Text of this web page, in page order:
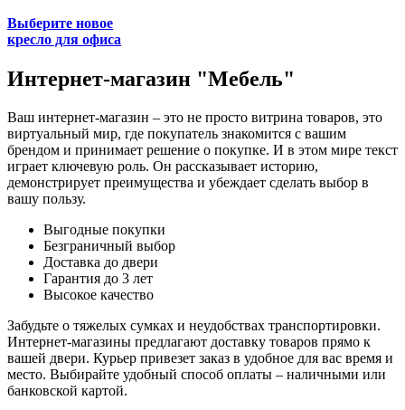
Выберите новое
кресло для офиса
Интернет-магазин "Мебель"
Ваш интернет-магазин – это не просто витрина товаров, это
виртуальный мир, где покупатель знакомится с вашим
брендом и принимает решение о покупке. И в этом мире текст
играет ключевую роль. Он рассказывает историю,
демонстрирует преимущества и убеждает сделать выбор в
вашу пользу.
Выгодные покупки
Безграничный выбор
Доставка до двери
Гарантия до 3 лет
Высокое качество
Забудьте о тяжелых сумках и неудобствах транспортировки.
Интернет-магазины предлагают доставку товаров прямо к
вашей двери. Курьер привезет заказ в удобное для вас время и
место. Выбирайте удобный способ оплаты – наличными или
банковской картой.